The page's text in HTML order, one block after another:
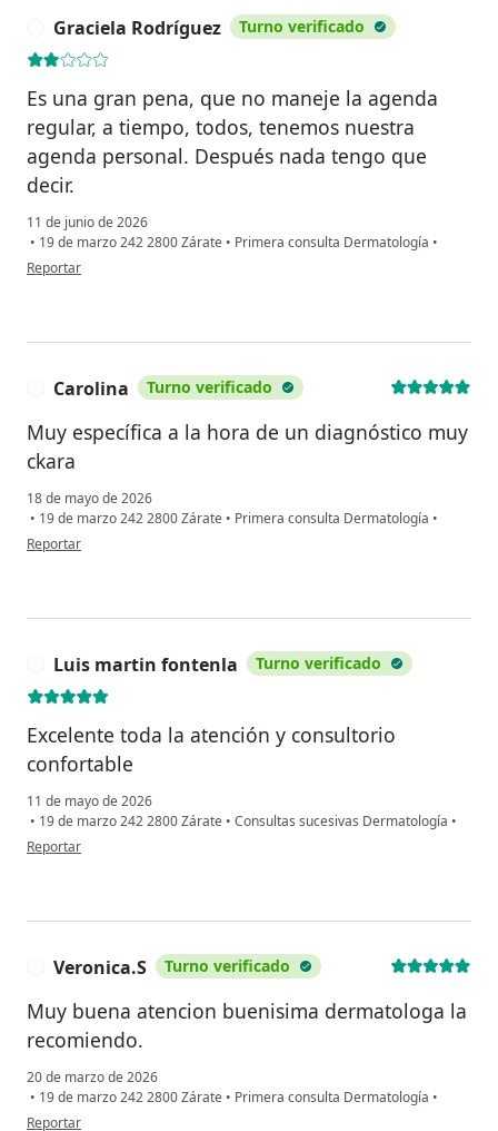
Graciela Rodríguez Turno verificado
Es una gran pena, que no maneje la agenda
regular, a tiempo, todos, tenemos nuestra
agenda personal. Después nada tengo que
decir.
11 de junio de 2026
• 19 de marzo 242 2800 Zárate • Primera consulta Dermatología •
en opinión del usuario Graciela Rodríguez
Reportar
Carolina Turno verificado
Muy específica a la hora de un diagnóstico muy
ckara
18 de mayo de 2026
• 19 de marzo 242 2800 Zárate • Primera consulta Dermatología •
en opinión del usuario Carolina
Reportar
Luis martin fontenla Turno verificado
Excelente toda la atención y consultorio
confortable
11 de mayo de 2026
• 19 de marzo 242 2800 Zárate • Consultas sucesivas Dermatología •
en opinión del usuario Luis martin fontenla
Reportar
Veronica.S Turno verificado
Muy buena atencion buenisima dermatologa la
recomiendo.
20 de marzo de 2026
• 19 de marzo 242 2800 Zárate • Primera consulta Dermatología •
en opinión del usuario Veronica.S
Reportar